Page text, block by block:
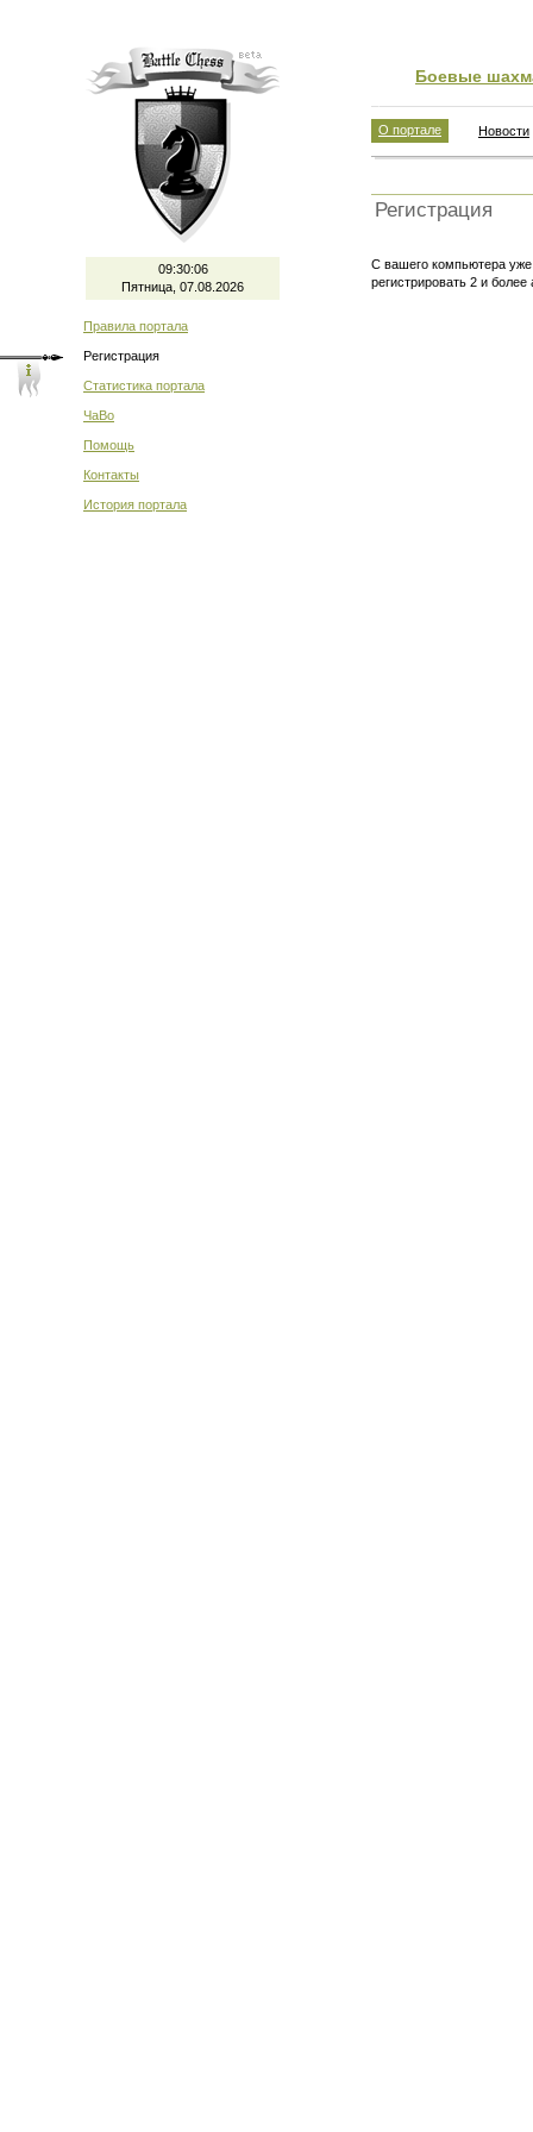
09:30:06
Пятница, 07.08.2026
Правила портала
Регистрация
Статистика портала
ЧаВо
Помощь
Контакты
История портала
Боевые
О портале Новости
Регистрация
С вашего компьютера уже
регистрировать 2 и